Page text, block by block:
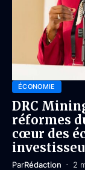
ÉCONOMIE
DRC
réformes
cœur des
ParRédaction 2